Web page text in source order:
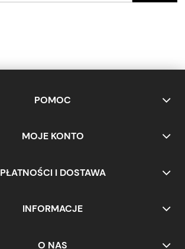
POMOC
MOJE KONTO
PŁATNOŚCI I DOSTAWA
INFORMACJE
O NAS